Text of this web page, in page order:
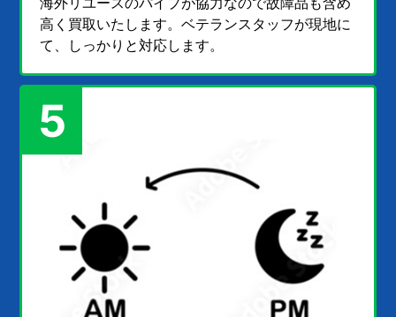
高く買取いたします。ベテランスタッフが現地に
て、しっかりと対応します。
5